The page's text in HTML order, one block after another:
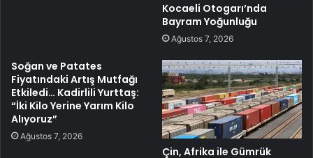
Kocaeli Otogarı’nda
Bayram Yoğunluğu
Ağustos 7, 2026
Soğan ve Patates
Fiyatındaki Artış Mutfağı
Etkiledi… Kadirlili Yurttaş:
“İki Kilo Yerine Yarım Kilo
Alıyoruz”
Ağustos 7, 2026
Çin, Afrika ile Gümrük